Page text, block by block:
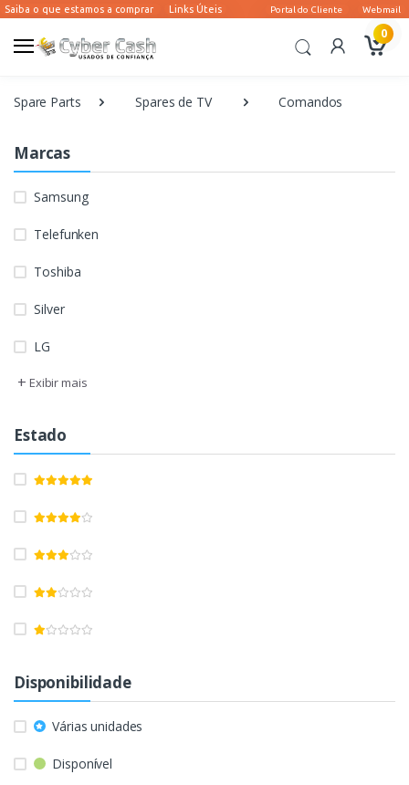
0
Spare Parts Spares de TV Comandos
Marcas
Samsung
Telefunken
Toshiba
Silver
LG
+ Exibir mais
Estado
Disponibilidade
Várias unidades
Disponível